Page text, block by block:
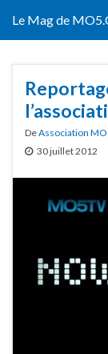
Le Mag de
DeAssociation
30 juillet 2012